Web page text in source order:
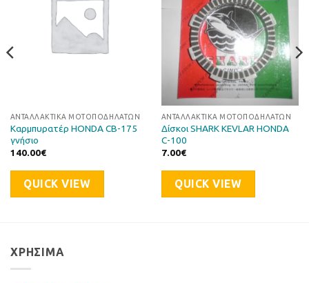
ΑΝΤΑΛΛΑΚΤΙΚΆ ΜΟΤΟΠΟΔΗΛΆΤΩΝ
Καρμπυρατέρ HONDA CB-175
γνήσιο
140.00€
QUICK VIEW
ΑΝΤΑΛΛΑΚΤΙΚΆ ΜΟΤΟΠΟΔΗΛΆΤΩΝ
Δίσκοι SHARK KEVLAR HONDA
C-100
7.00€
QUICK VIEW
ΧΡΉΣΙΜΑ